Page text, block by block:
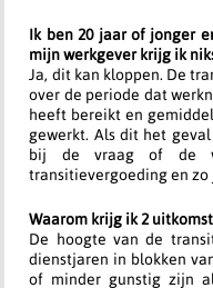
Ik ben 20 jaar of jonger
mijn werkgever krijg ik
Ja, dit kan kloppen. De
over de periode dat
heeft bereikt en
gewerkt. Als dit het
bij de vraag of de
transitievergoeding en zo
Waarom krijg ik 2
De hoogte van de
dienstjaren in blokken
of minder gunstig zijn